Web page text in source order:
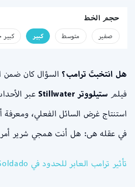
حجم الخط
صفير متوسط كبير كبير
هل انتخبتَ ترامب؟السؤال كان ضمن
فيلم ستيلووتر Stillwater
عبر
استنتاج غرض السائل الفعلي، ومعرفة
في عقله هى: هل أنت همجي شرير
تأثير ترامب العابر للحدود في Sicario Day of the Soldado